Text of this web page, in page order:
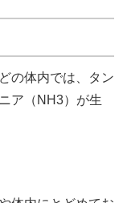
の体内では、タン
ア（NH3）が生